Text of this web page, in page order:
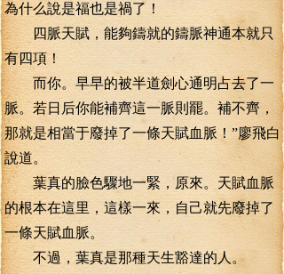
為什么說是福也是禍了！
四脈天賦，能夠鑄就的鑄脈神通本就只
有四項！
而你。早早的被半道劍心通明占去了一
脈。若日后你能補齊這一脈則罷。補不齊，
那就是相當于廢掉了一條天賦血脈！”廖飛白
說道。
葉真的臉色驟地一緊，原來。天賦血脈
的根本在這里，這樣一來，自己就先廢掉了
一條天賦血脈。
不過，葉真是那種天生豁達的人。